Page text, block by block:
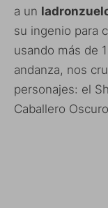
a un
su ingenio para
usando más de
andanza, nos
personajes: el
Caballero